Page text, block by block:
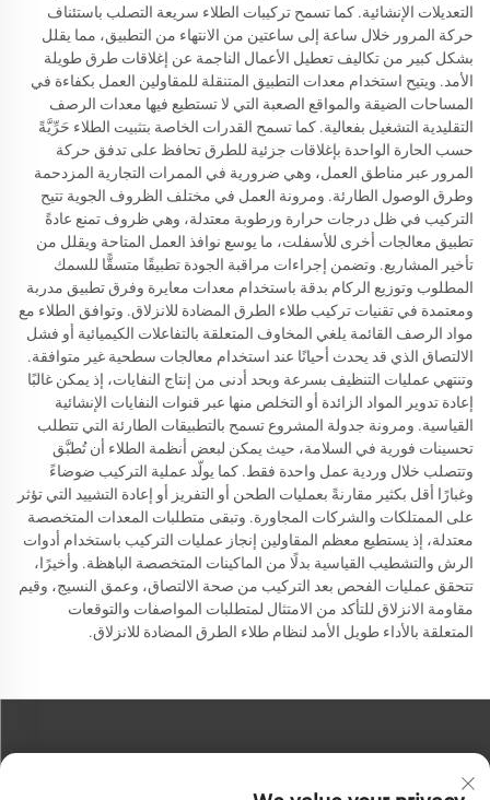
التعديلات الإنشائية. كما تسمح تركيبات الطلاء سريعة التصلب باستئناف
حركة المرور خلال ساعة إلى ساعتين من الانتهاء من التطبيق، مما يقلل
بشكل كبير من تكاليف تعطيل الأعمال الناجمة عن إغلاقات طرق طويلة
الأمد. ويتيح استخدام معدات التطبيق المتنقلة للمقاولين العمل بكفاءة في
المساحات الضيقة والمواقع الصعبة التي لا تستطيع فيها معدات الرصف
التقليدية التشغيل بفعالية. كما تسمح القدرات الخاصة بتثبيت الطلاء حَرِّيَّةً
حسب الحارة الواحدة بإغلاقات جزئية للطرق تحافظ على تدفق حركة
المرور عبر مناطق العمل، وهي ضرورية في الممرات التجارية المزدحمة
وطرق الوصول الطارئة. ومرونة العمل في مختلف الظروف الجوية تتيح
التركيب في ظل درجات حرارة ورطوبة معتدلة، وهي ظروف تمنع عادةً
تطبيق معالجات أخرى للأسفلت، ما يوسع نوافذ العمل المتاحة ويقلل من
تأخير المشاريع. وتضمن إجراءات مراقبة الجودة تطبيقًا متسقًّا للسمك
المطلوب وتوزيع الركام بدقة باستخدام معدات معايرة وفرق تطبيق مدربة
ومعتمدة في تقنيات تركيب طلاء الطرق المضادة للانزلاق. وتوافق الطلاء مع
مواد الرصف القائمة يلغي المخاوف المتعلقة بالتفاعلات الكيميائية أو فشل
الالتصاق الذي قد يحدث أحيانًا عند استخدام معالجات سطحية غير متوافقة.
وتنتهي عمليات التنظيف بسرعة وبحد أدنى من إنتاج النفايات، إذ يمكن غالبًا
إعادة تدوير المواد الزائدة أو التخلص منها عبر قنوات النفايات الإنشائية
القياسية. ومرونة جدولة المشروع تسمح بالتطبيقات الطارئة التي تتطلب
تحسينات فورية في السلامة، حيث يمكن لبعض أنظمة الطلاء أن تُطبَّق
وتتصلب خلال وردية عمل واحدة فقط. كما يولّد عملية التركيب ضوضاءً
وغبارًا أقل بكثير مقارنةً بعمليات الطحن أو التفريز أو إعادة التشييد التي تؤثر
على الممتلكات والشركات المجاورة. وتبقى متطلبات المعدات المتخصصة
معتدلة، إذ يستطيع معظم المقاولين إنجاز عمليات التركيب باستخدام أدوات
الرش والتشطيب القياسية بدلًا من الماكينات المتخصصة الباهظة. وأخيرًا،
تتحقق عمليات الفحص بعد التركيب من صحة الالتصاق، وعمق النسيج، وقيم
مقاومة الانزلاق للتأكد من الامتثال لمتطلبات المواصفات والتوقعات
المتعلقة بالأداء طويل الأمد لنظام طلاء الطرق المضادة للانزلاق.